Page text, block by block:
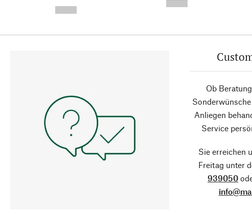
Ob
Anliegen
Service
Sie erreichen
Freitag unter
939050